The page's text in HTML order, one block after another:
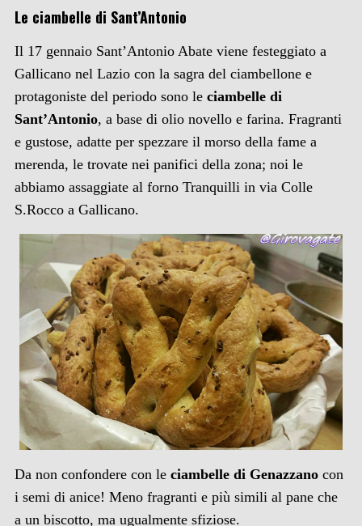
Le ciambelle di Sant’Antonio
Il 17 gennaio Sant’Antonio Abate viene festeggiato a
Gallicano nel Lazio con la sagra del ciambellone e
protagoniste del periodo sono le ciambelle di
Sant’Antonio, a base di olio novello e farina. Fragranti
e gustose, adatte per spezzare il morso della fame a
merenda, le trovate nei panifici della zona; noi le
abbiamo assaggiate al forno Tranquilli in via Colle
S.Rocco a Gallicano.
Da non confondere con le ciambelle di Genazzanocon
i semi di anice! Meno fragranti e più simili al pane che
a un biscotto, ma ugualmente sfiziose.